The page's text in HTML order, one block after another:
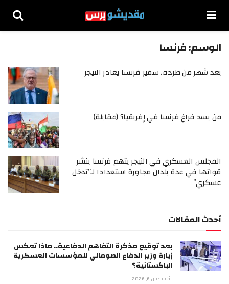
الوسم:فرنسا
بعد شهر من طرده.. سفير فرنسا يغادر النيجر
من يسد فراغ فرنسا في إفريقيا؟ (مقابلة)
المجلس العسكري في النيجر يتهم فرنسا بنشر
قواتها في عدة بلدان مجاورة استعدادا لـ”تدخل
عسكري”
أحدث المقالات
بعد توقيع مذكرة التفاهم الدفاعية.. ماذا تعكس
زيارة وزير الدفاع الصومالي للمؤسسات العسكرية
الباكستانية؟
أغسطس 6, 2026